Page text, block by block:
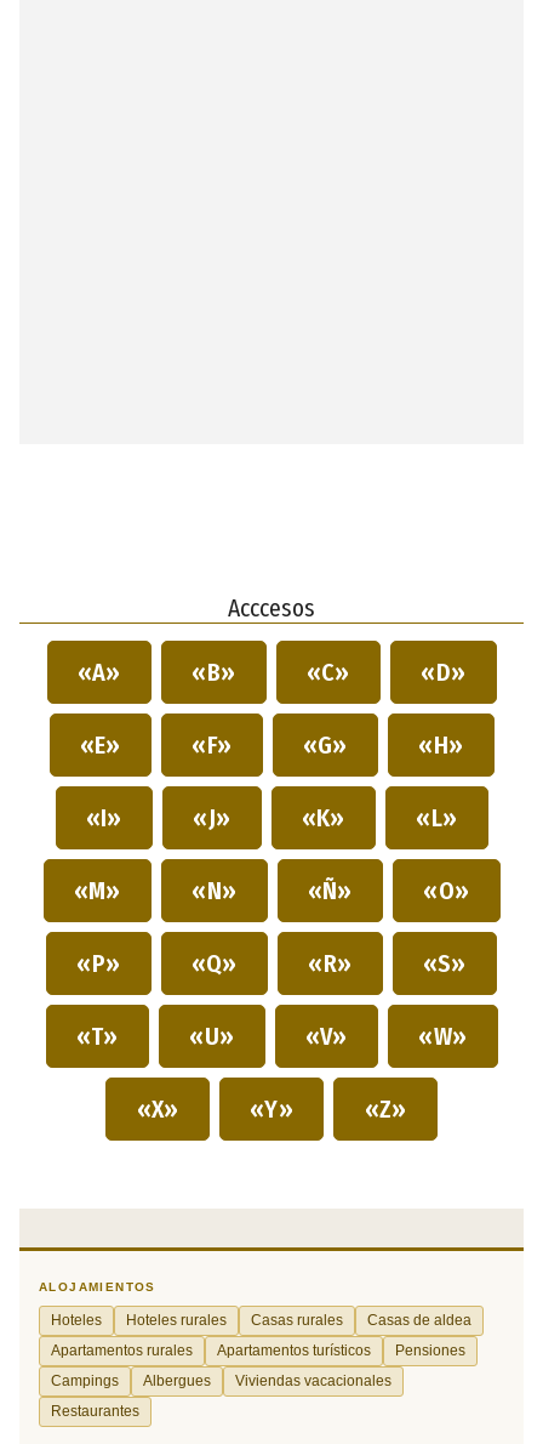
Acccesos
«A» «B» «C» «D»
«E» «F» «G» «H»
«I» «J» «K» «L»
«M» «N» «Ñ» «O»
«P» «Q» «R» «S»
«T» «U» «V» «W»
«X» «Y» «Z»